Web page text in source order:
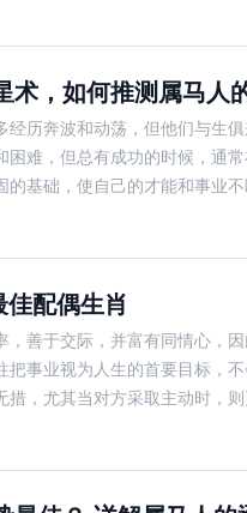
，如何推测属马人
历奔波和动荡，但他们与生
难，但总有成功的时候，通常
基础，使自己的才能和事业
配偶生肖
善于交际，并富有同情心，
事业视为人生的首要目标，
，尤其当对方采取主动时，